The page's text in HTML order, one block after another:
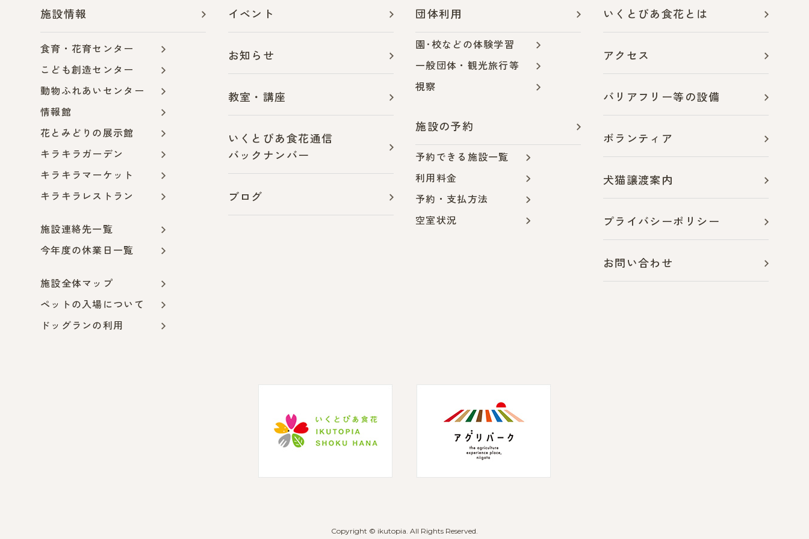
施設情報
食育・花育センター
こども創造センター
動物ふれあいセンター
情報館
花とみどりの展示館
キラキラガーデン
キラキラマーケット
キラキラレストラン
施設連絡先一覧
今年度の休業日一覧
施設全体マップ
ペットの入場について
ドッグランの利用
イベント
お知らせ
教室・講座
いくとぴあ食花通信
バックナンバー
ブログ
団体利用
園･校などの体験学習
一般団体・観光旅行等
視察
施設の予約
予約できる施設一覧
利用料金
予約・支払方法
空室状況
いくとぴあ食花とは
アクセス
バリアフリー等の設備
ボランティア
犬猫譲渡案内
プライバシーポリシー
お問い合わせ
Copyright © ikutopia. All Rights Reserved.